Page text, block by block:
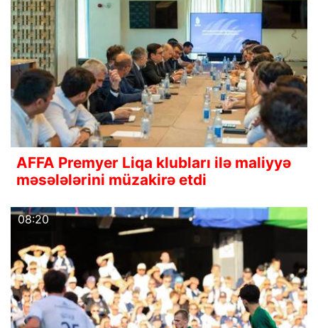
AFFA Premyer Liqa klubları ilə maliyyə
məsələlərini müzakirə etdi
08:20